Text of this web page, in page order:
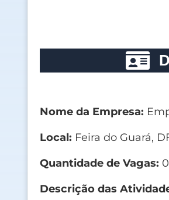
Nome da Empresa:
Local: Feira do Guará,
Quantidade de Vagas:
Descrição das